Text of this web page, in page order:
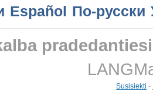
Еspañol По-русски
Susisiekti -